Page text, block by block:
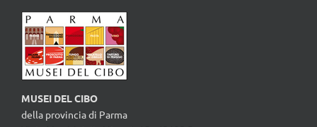
MUSEI DEL CIBO
della provincia di Parma